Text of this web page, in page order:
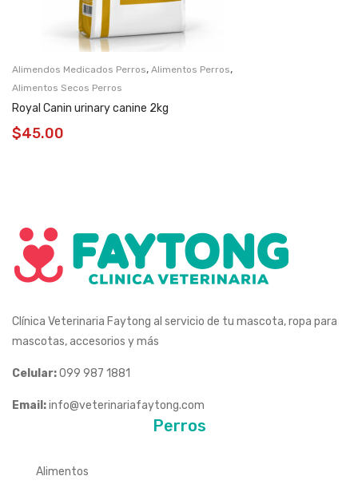
Alimendos Medicados Perros, Alimentos Perros,
Alimentos Secos Perros
Royal Canin urinary canine 2kg
$45.00
Clínica Veterinaria Faytong al servicio de tu mascota, ropa para
mascotas, accesorios y más
Celular:099 987 1881
Email:info@veterinariafaytong.com
Perros
Alimentos